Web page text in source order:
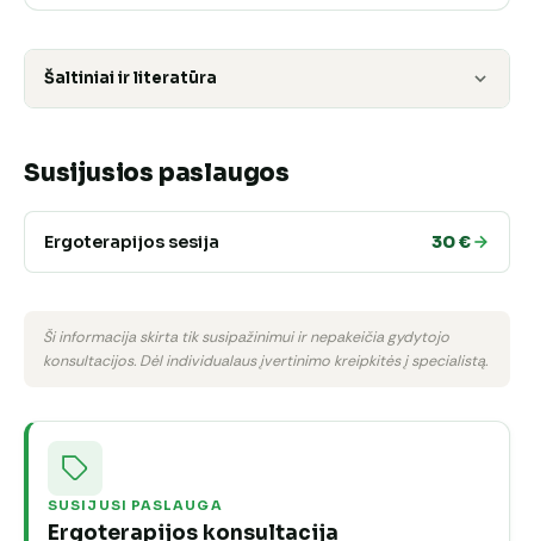
Šaltiniai ir literatūra
Susijusios paslaugos
Ergoterapijos sesija 30 €
Ši informacija skirta tik susipažinimui ir nepakeičia gydytojo
konsultacijos. Dėl individualaus įvertinimo kreipkitės į specialistą.
SUSIJUSI PASLAUGA
Ergoterapijos konsultacija